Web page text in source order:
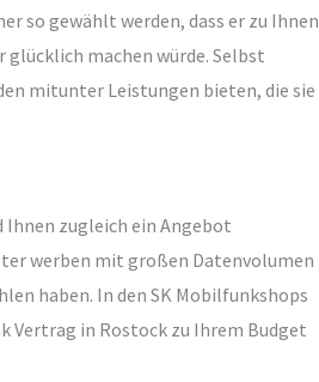
so gewählt werden, dass er zu Ihnen
machen würde. Selbst
mitunter Leistungen bieten, die sie
zugleich ein Angebot
werben mit großen Datenvolumen
haben. In den SK Mobilfunkshops
Vertrag in Rostock zu Ihrem Budget